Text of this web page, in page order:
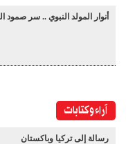
أنوار المولد النبوي .. سر صمود
آراء وكتابات
رسالة إلى تركيا وباكستان